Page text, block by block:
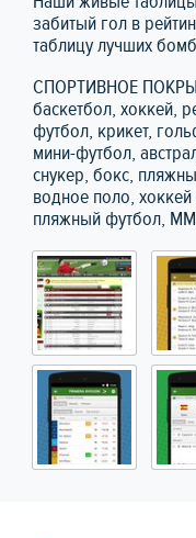
забитый гол в
таблицу лучших
СПОРТИВНОЕ
баскетбол, хоккей,
футбол, крикет,
мини-футбол,
снукер, бокс,
водное поло, хоккей
пляжный футбол,